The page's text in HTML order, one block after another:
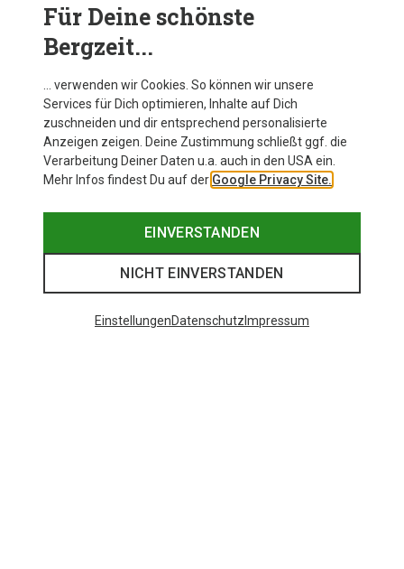
Du sparst 28%
FreiSein
WhiteFlower Stirnband
19,95 €
Für Deine schönste
Bergzeit...
… verwenden wir Cookies. So können wir unsere
Services für Dich optimieren, Inhalte auf Dich
zuschneiden und dir entsprechend personalisierte
Anzeigen zeigen. Deine Zustimmung schließt ggf. die
Verarbeitung Deiner Daten u.a. auch in den USA ein.
Mehr Infos findest Du auf der Google Privacy Site.
EINVERSTANDEN
NICHT EINVERSTANDEN
EinstellungenDatenschutz Impressum